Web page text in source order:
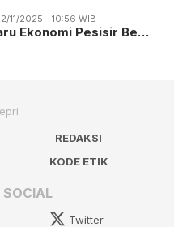
11/2025 - 10:56 WIB
Ekonomi Pesisir Be…
REDAKSI
KODE ETIK
SOCIAL
Twitter